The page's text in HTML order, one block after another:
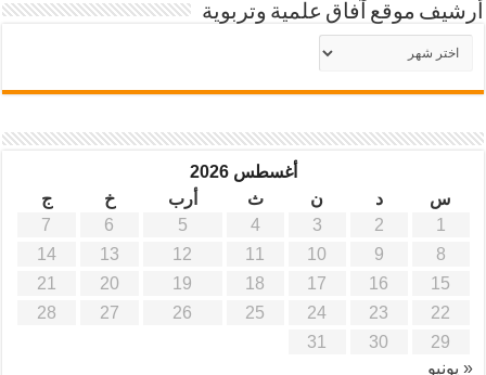
أرشيف موقع آفاق علمية وتربوية
أرشيف
موقع
أغسطس 2026
س
د ن ث أرب خ
ج
1
2
3
4
5
6
7
8
9
10
11
12
13
14
15
16
17
18
19
20
21
22
23
24
25
26
27
28
29
30
31
« يونيو